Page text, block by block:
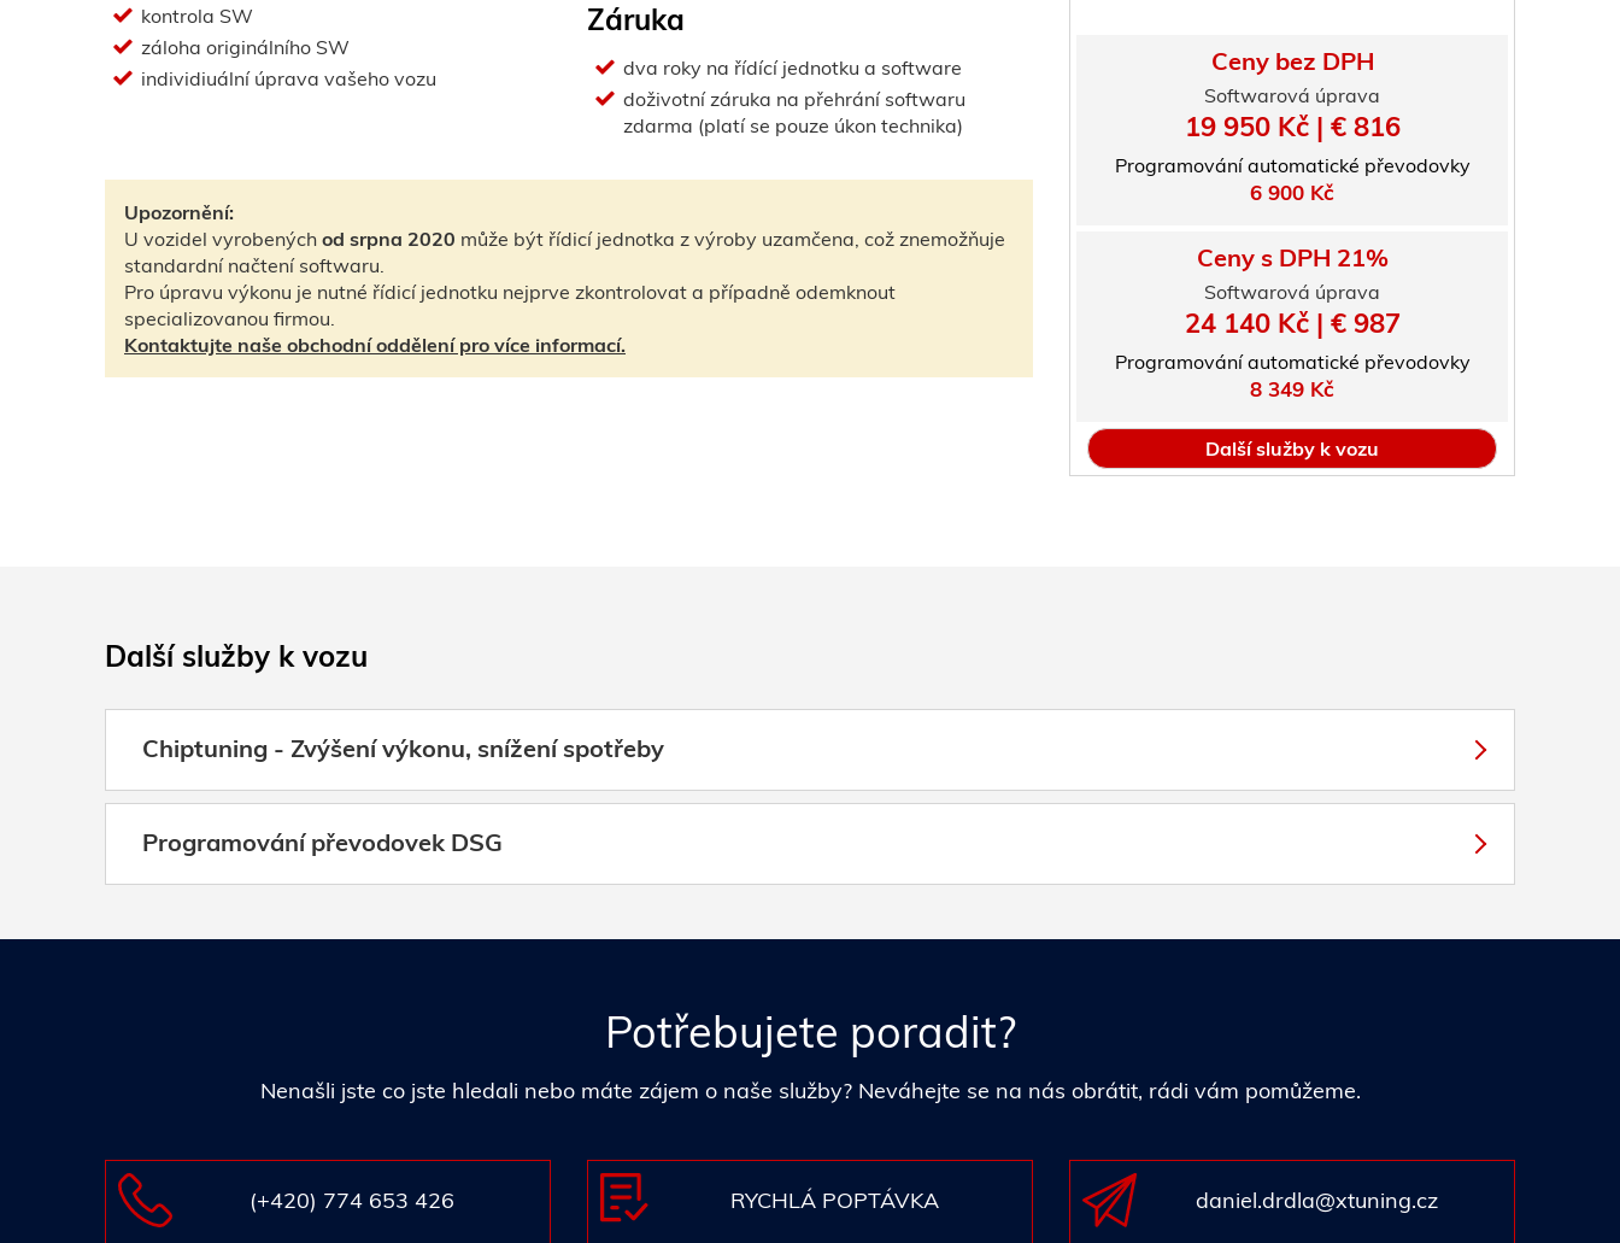
Ceny bez DPH
Softwarová úprava
19 950 Kč | € 816
Programování automatické převodovky
6 900 Kč
Ceny s DPH 21%
Softwarová úprava
24 140 Kč | € 987
Programování automatické převodovky
8 349 Kč
Další služby k vozu
kontrola SW
záloha originálního SW
individiuální úprava vašeho vozu
Záruka
dva roky na řídící jednotku a software
doživotní záruka na přehrání softwaru
zdarma (platí se pouze úkon technika)
Upozornění:
U vozidel vyrobených od srpna 2020 může být řídicí jednotka z výroby uzamčena, což znemožňuje
standardní načtení softwaru.
Pro úpravu výkonu je nutné řídicí jednotku nejprve zkontrolovat a případně odemknout
specializovanou firmou.
Kontaktujte naše obchodní oddělení pro více informací.
Další služby k vozu
Chiptuning - Zvýšení výkonu, snížení spotřeby
Programování převodovek DSG
Potřebujete poradit?
Nenašli jste co jste hledali nebo máte zájem o naše služby? Neváhejte se na nás obrátit, rádi vám pomůžeme.
(+420) 774 653 426 RYCHLÁ POPTÁVKA daniel.drdla@xtuning.cz